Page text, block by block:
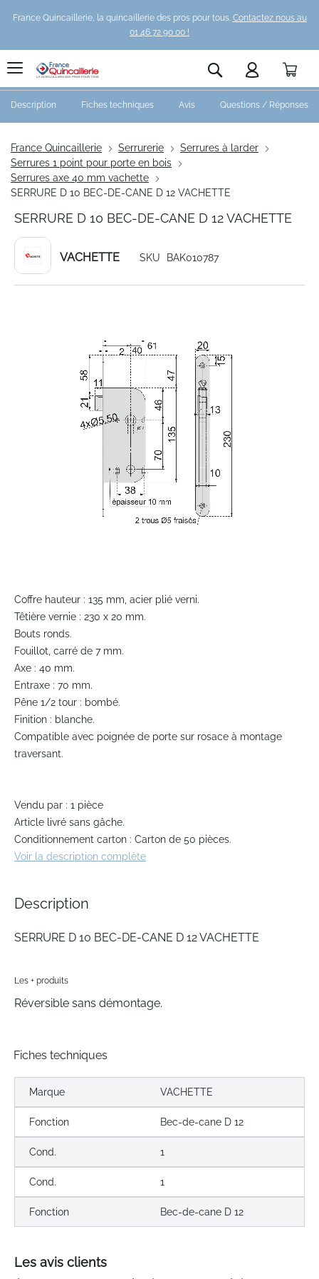
France Quincaillerie, la quincaillerie des pros pour tous. Contactez nous au
01 46 72 90 00 !
Rechercher
France Quincaillerie Serrurerie
Serrures à larder
Serrures 1 point pour porte en bois
Serrures axe 40 mm vachette
SERRURE D 10 BEC-DE-CANE D 12 VACHETTE
SERRURE D 10 BEC-DE-CANE D 12 VACHETTE
VACHETTE SKU BAK010787
to
the
of
the
images
gallery
Coffre hauteur : 135 mm, acier plié verni.
Têtière vernie : 230 x 20 mm.
Bouts ronds.
Fouillot, carré de 7 mm.
Axe : 40 mm.
Entraxe : 70 mm.
Pêne 1/2 tour : bombé.
Finition : blanche.
Compatible avec poignée de porte sur rosace à montage
traversant.
Vendu par : 1 pièce
Article livré sans gâche.
Conditionnement carton : Carton de 50 pièces.
Voir la description complète
Description Fiches techniques Avis Questions / Réponses
Description
SERRURE D 10 BEC-DE-CANE D 12 VACHETTE
Les + produits
Réversible sans démontage.
Fiches techniques
Marque VACHETTE
Fonction Bec-de-cane D 12
Cond. 1
Cond. 1
Fonction Bec-de-cane D 12
Les avis clients